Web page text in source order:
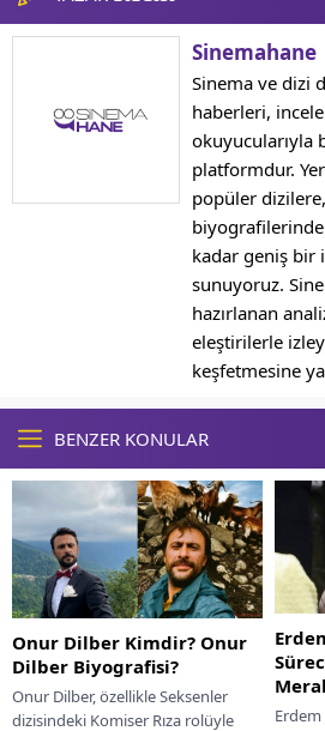
Sinemahane
Sinema ve dizi
haberleri,
okuyucularıyla
platformdur.
popüler
kadar geniş bir
sunuyoruz.
hazırlanan
eleştirilerle
keşfetmesine
BENZER KONULAR
Onur Dilber Kimdir? Onur
Dilber Biyografisi?
Onur Dilber, özellikle Seksenler
dizisindeki Komiser Rıza rolüyle
Erdem